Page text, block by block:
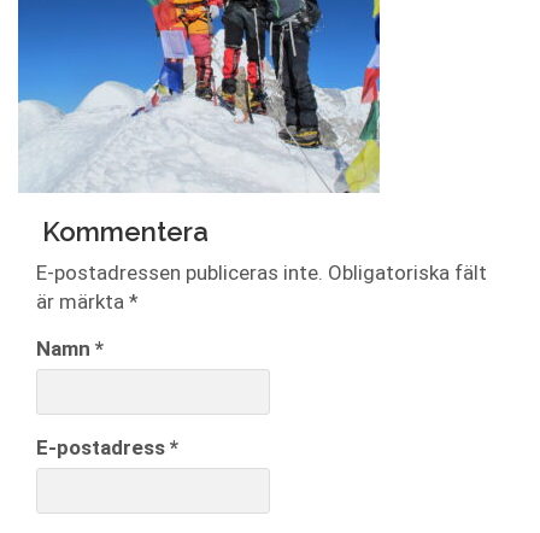
Kommentera
E-postadressen publiceras inte. Obligatoriska fält
är märkta *
Namn *
E-postadress *